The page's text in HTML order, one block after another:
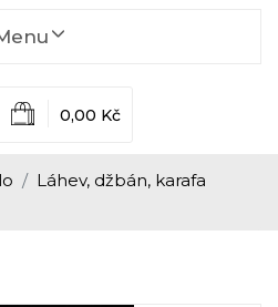
0,00 Kč
Láhev, džbán, karafa